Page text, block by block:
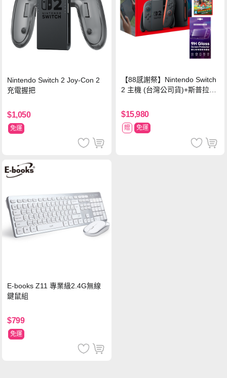
Nintendo Switch 2 Joy-Con 2
充電握把
$1,050
免運
【88感謝祭】Nintendo Switch
2 主機 (台灣公司貨)+斯普拉遁
$15,980
贈 免運
E-books Z11 專業級2.4G無線
鍵鼠組
$799
免運